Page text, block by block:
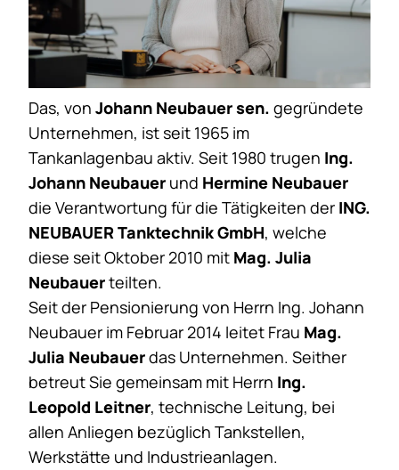
Das, von Johann Neubauer sen. gegründete
Unternehmen, ist seit 1965 im
Tankanlagenbau aktiv. Seit 1980 trugen Ing.
Johann Neubauer und Hermine Neubauer
die Verantwortung für die Tätigkeiten der ING.
NEUBAUER Tanktechnik GmbH, welche
diese seit Oktober 2010 mit Mag. Julia
Neubauerteilten.
Seit der Pensionierung von Herrn Ing. Johann
Neubauer im Februar 2014 leitet Frau Mag.
Julia Neubauerdas Unternehmen. Seither
betreut Sie gemeinsam mit Herrn Ing.
Leopold Leitner, technische Leitung, bei
allen Anliegen bezüglich Tankstellen,
Werkstätte und Industrieanlagen.